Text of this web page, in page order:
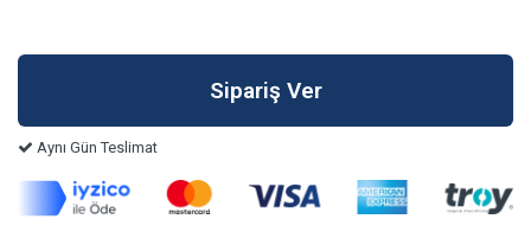
Aynı Gün Teslimat